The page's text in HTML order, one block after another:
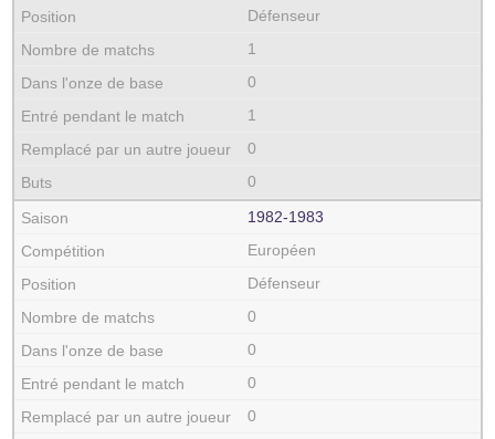
Défenseur
1
0
1
0
0
1982‑1983
Européen
Défenseur
0
0
0
0